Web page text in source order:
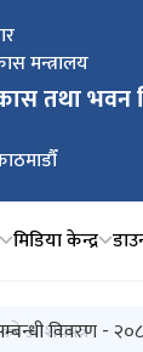
मन्त्रालय
तथा भवन
मिडिया केन्द्र
सम्बन्धि सूचना |
विवरण -
आशयपत्र
आउने बारे
sealed